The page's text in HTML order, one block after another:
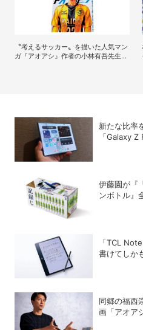
〝考えるサッカー〟を描いた人気マン
ガ『アオアシ』作者の小林有吾先生が
新たな比率
「Galaxy
伊藤園が『
ンボトル』
「TCL
書けてしか
同郷の福西
画「アオア